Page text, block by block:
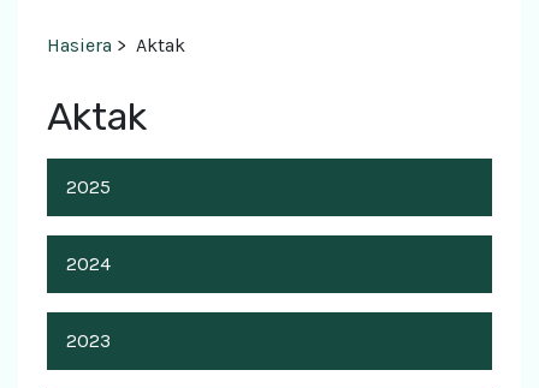
Hasiera > Aktak
Aktak
2025
2024
2023